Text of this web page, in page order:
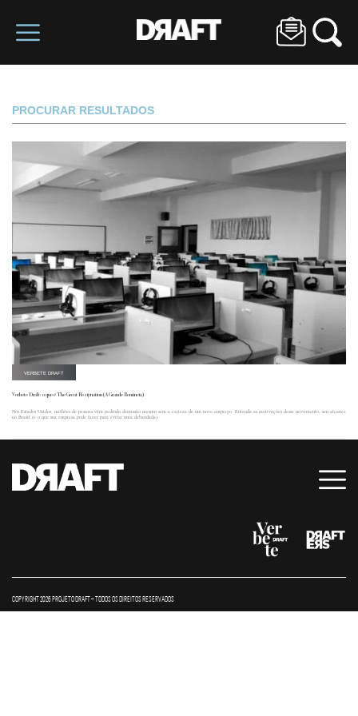
PROCURAR RESULTADOS
VERBETE DRAFT
Verbete Draft: o que é The Great Resignation (A Grande Renúncia)
Nos Estados Unidos, milhões de pessoas vêm pedindo demissão mesmo sem a certeza de um novo emprego. Entenda as motivações desse movimento, seu alcance
no Brasil (e o que sua empresa pode fazer para evitar uma debandada).
COPYRIGHT 2026 PROJETO DRAFT – TODOS OS DIREITOS RESERVADOS